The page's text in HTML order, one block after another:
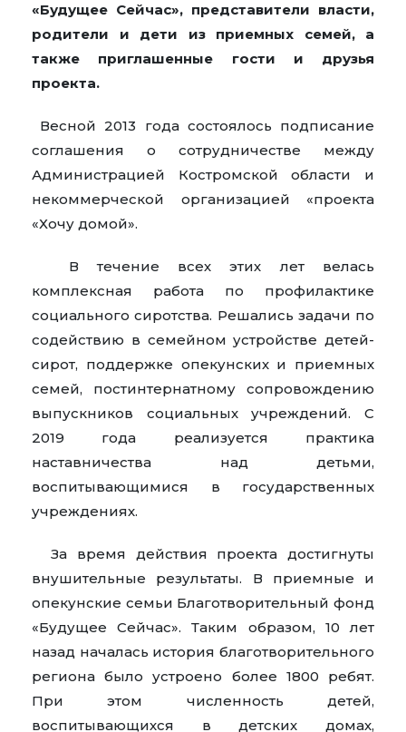
«Будущее Сейчас», представители власти,
родители и дети из приемных семей, а
также приглашенные гости и друзья
проекта.
Весной 2013 года состоялось подписание
соглашения о сотрудничестве между
Администрацией Костромской области и
некоммерческой организацией «проекта
«Хочу домой».
В течение всех этих лет велась
комплексная работа по профилактике
социального сиротства. Решались задачи по
содействию в семейном устройстве детей-
сирот, поддержке опекунских и приемных
семей, постинтернатному сопровождению
выпускников социальных учреждений. С
2019 года реализуется практика
наставничества над детьми,
воспитывающимися в государственных
учреждениях.
За время действия проекта достигнуты
внушительные результаты. В приемные и
опекунские семьи Благотворительный фонд
«Будущее Сейчас». Таким образом, 10 лет
назад началась история благотворительного
региона было устроено более 1800 ребят.
При этом численность детей,
воспитывающихся в детских домах,